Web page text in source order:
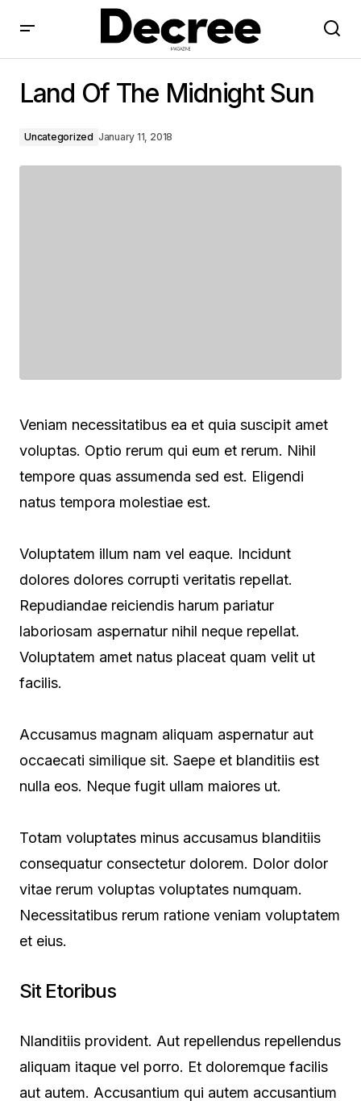
Land Of The Midnight Sun
Uncategorized January 11, 2018
Veniam necessitatibus ea et quia suscipit amet
voluptas. Optio rerum qui eum et rerum. Nihil
tempore quas assumenda sed est. Eligendi
natus tempora molestiae est.
Voluptatem illum nam vel eaque. Incidunt
dolores dolores corrupti veritatis repellat.
Repudiandae reiciendis harum pariatur
laboriosam aspernatur nihil neque repellat.
Voluptatem amet natus placeat quam velit ut
facilis.
Accusamus magnam aliquam aspernatur aut
occaecati similique sit. Saepe et blanditiis est
nulla eos. Neque fugit ullam maiores ut.
Totam voluptates minus accusamus blanditiis
consequatur consectetur dolorem. Dolor dolor
vitae rerum voluptas voluptates numquam.
Necessitatibus rerum ratione veniam voluptatem
et eius.
Sit Etoribus
Nlanditiis provident. Aut repellendus repellendus
aliquam itaque vel porro. Et doloremque facilis
aut autem. Accusantium qui autem accusantium